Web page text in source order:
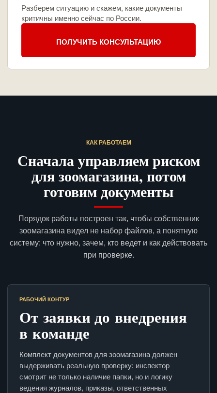
Разберем ситуацию и скажем, какие документы
критичны именно сейчас по России.
ПОЛУЧИТЬ КОНСУЛЬТАЦИЮ
КАК РАБОТАЕМ
Сначала управляем риском
для зоомагазина, потом
готовим документы
Порядок работы построен так, чтобы собственник
зоомагазина видел не набор файлов, а понятную
систему: что нужно, зачем, кто ведет и как действовать
при проверке.
РАБОЧИЙ КОНТУР
От заявки до внедрения
в команде
Комплект документов для зоомагазина должен
выдерживать реальную проверку: инспектор
смотрит не только наличие папки, но и логику
ведения журналов, приказы, ответственных